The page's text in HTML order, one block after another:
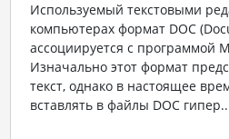
Используемый текстовыми
компьютерах формат DOC
ассоциируется с программой
Изначально этот формат
текст, однако в настоящее
вставлять в файлы DOC